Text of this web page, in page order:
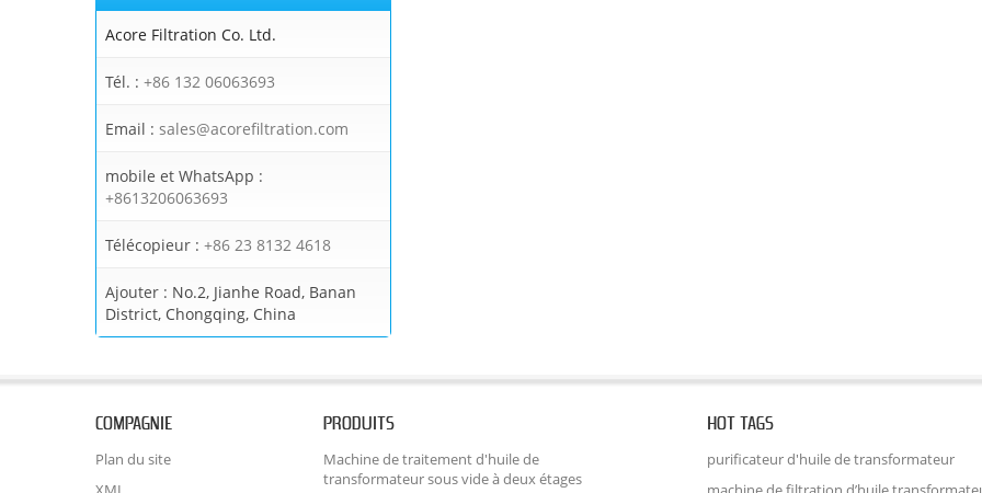
Acore Filtration Co. Ltd.
Tél. : +86 132 06063693
Email : sales@acorefiltration.com
mobile et WhatsApp :
+8613206063693
Télécopieur : +86 23 8132 4618
Ajouter : No.2, Jianhe Road, Banan
District, Chongqing, China
COMPAGNIE
Plan du site
PRODUITS
Machine de traitement d'huile de
transformateur sous vide à deux étages
HOT TAGS
purificateur d'huile de transformateur